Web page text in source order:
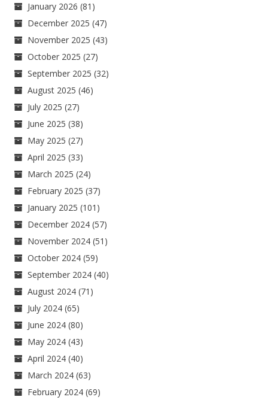
January 2026 (81)
December 2025 (47)
November 2025 (43)
October 2025 (27)
September 2025 (32)
August 2025 (46)
July 2025 (27)
June 2025 (38)
May 2025 (27)
April 2025 (33)
March 2025 (24)
February 2025 (37)
January 2025 (101)
December 2024 (57)
November 2024 (51)
October 2024 (59)
September 2024 (40)
August 2024 (71)
July 2024 (65)
June 2024 (80)
May 2024 (43)
April 2024 (40)
March 2024 (63)
February 2024 (69)